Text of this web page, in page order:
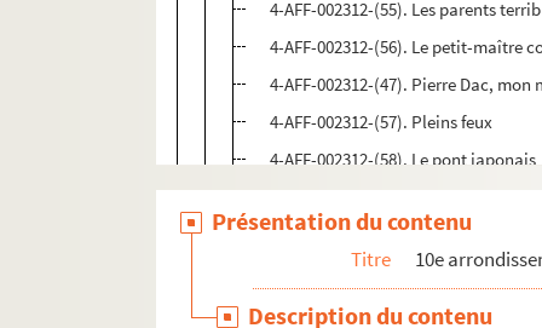
4-AFF-002312-(55). Les parents
4-AFF-002312-(56). Le petit-maître
4-AFF-002312-(47). Pierre Dac,
4-AFF-002312-(57). Pleins feux
4-AFF-002312-(58). Le pont japonais
4-AFF-002312-(59). Potiche
4-AFF-002312-(60). Putzi
4-AFF-002312-(61). Rire à pleurer
4-AFF-002312-(62). La ritournelle
Présentation du contenu
Titre 10e
Description du contenu